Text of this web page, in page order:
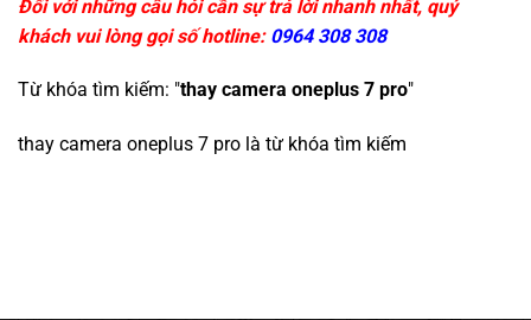
Đối với những câu hỏi cần sự trả lời nhanh nhất, quý
khách vui lòng gọi số hotline: 0964 308 308
Từ khóa tìm kiếm: "thay camera oneplus 7 pro"
thay camera oneplus 7 pro là từ khóa tìm kiếm